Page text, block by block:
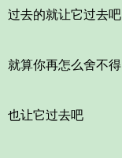
过去的就让它过去吧
就算你再怎么舍不得
也让它过去吧